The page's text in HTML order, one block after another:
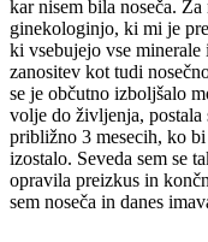
kar nisem bila noseča.
ginekologinjo, ki mi je
ki vsebujejo vse
zanositev kot tudi
se je občutno izboljšalo
volje do življenja, postala
približno 3 mesecih, ko
izostalo. Seveda sem se
opravila preizkus in
sem noseča in danes